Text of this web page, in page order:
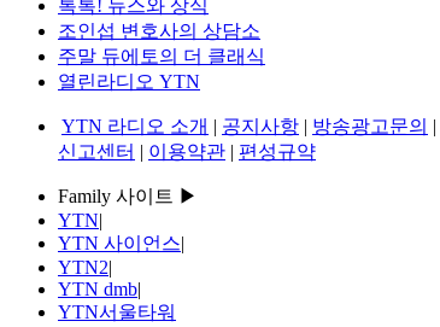
톡톡! 뉴스와 상식
조인섭 변호사의 상담소
주말 듀에토의 더 클래식
열린라디오 YTN
YTN 라디오 소개 | 공지사항 | 방송광고문의 |
신고센터 | 이용약관 | 편성규약
Family 사이트 ▶
YTN|
YTN 사이언스|
YTN2|
YTN dmb|
YTN서울타워